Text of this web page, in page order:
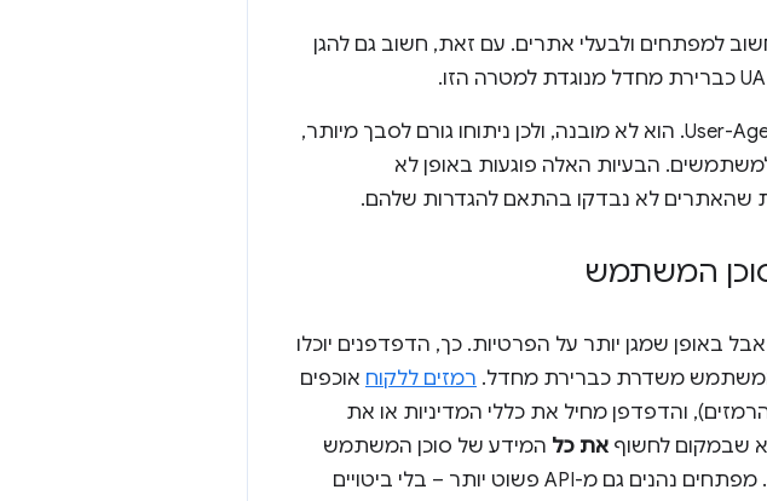
למפתחים ולבעלי אתרים. עם זאת, חשוב גם להגן
יש גם צורך לשפר את התאימות לאינטרנט כשמדובר במחרוזת User-Agent. הוא לא מובנה, ולכן ניתוחו גורם לסבך מיותר,
הבעיות האלה פוגעות באופן לא
שהאתרים לא נבדקו בהתאם להגדרות שלהם.
באופן שמגן יותר על הפרטיות. כך, הדפדפנים יוכלו
המשתמש משדרת כברירת מחדל. רמזים ללקוח אוכפים
והדפדפן מחיל את כללי המדיניות או את
שבמקום לחשוף את כל המידע של סוכן המשתמש
כברירת מחדל, הגישה מנוהלת עכשיו באופן מפורש וניתנת לבקרה. מפתחים נהנים גם מ-API פשוט יותר – בלי ביטויים